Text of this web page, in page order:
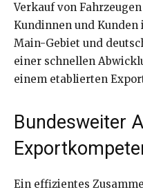
Verkauf von
Kundinnen und
Main-Gebiet und
einer schnellen
einem etablierten
Bundesweiter
Ein effizientes